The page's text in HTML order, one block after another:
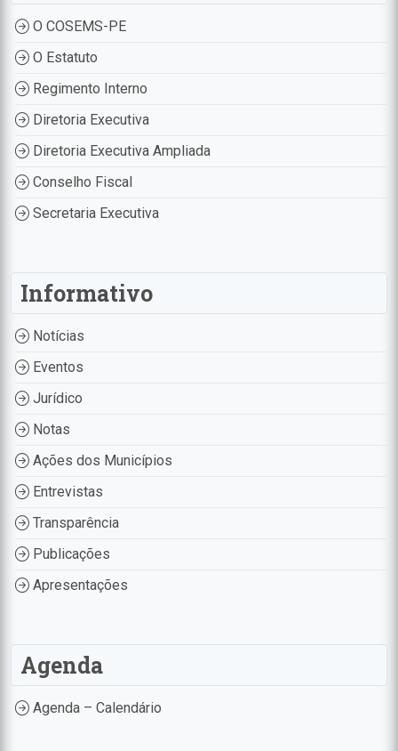
O COSEMS-PE
O Estatuto
Regimento Interno
Diretoria Executiva
Diretoria Executiva Ampliada
Conselho Fiscal
Secretaria Executiva
Informativo
Notícias
Eventos
Jurídico
Notas
Ações dos Municípios
Entrevistas
Transparência
Publicações
Apresentações
Agenda
Agenda – Calendário